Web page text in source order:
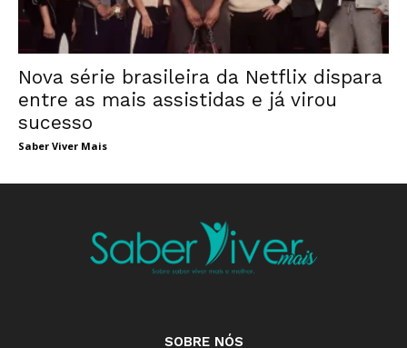
Nova série brasileira da Netflix dispara
entre as mais assistidas e já virou
sucesso
Saber Viver Mais
SOBRE NÓS